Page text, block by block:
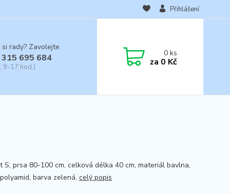
Přihlášení
rady? Zavolejte.
695 684
9-17 hod.)
0ks
za 0 Kč
S, prsa 80-100 cm, celková délka 40 cm, materiál bavlna,
barva zelená, celý popis